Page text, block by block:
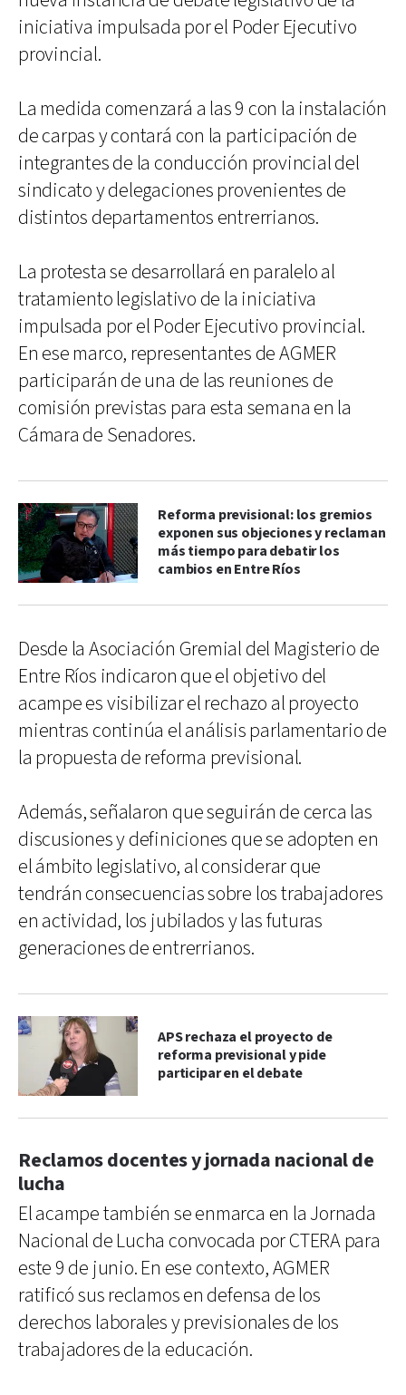
iniciativa impulsada por el Poder Ejecutivo
provincial.
La medida comenzará a las 9 con la instalación
de carpas y contará con la participación de
integrantes de la conducción provincial del
sindicato y delegaciones provenientes de
distintos departamentos entrerrianos.
La protesta se desarrollará en paralelo al
tratamiento legislativo de la iniciativa
impulsada por el Poder Ejecutivo provincial.
En ese marco, representantes de AGMER
participarán de una de las reuniones de
comisión previstas para esta semana en la
Cámara de Senadores.
Reforma previsional: los gremios
exponen sus objeciones y reclaman
más tiempo para debatir los
cambios en Entre Ríos
Desde la Asociación Gremial del Magisterio de
Entre Ríos indicaron que el objetivo del
acampe es visibilizar el rechazo al proyecto
mientras continúa el análisis parlamentario de
la propuesta de reforma previsional.
Además, señalaron que seguirán de cerca las
discusiones y definiciones que se adopten en
el ámbito legislativo, al considerar que
tendrán consecuencias sobre los trabajadores
en actividad, los jubilados y las futuras
generaciones de entrerrianos.
APS rechaza el proyecto de
reforma previsional y pide
participar en el debate
Reclamos docentes y jornada nacional de
lucha
El acampe también se enmarca en la Jornada
Nacional de Lucha convocada por CTERA para
este 9 de junio. En ese contexto, AGMER
ratificó sus reclamos en defensa de los
derechos laborales y previsionales de los
trabajadores de la educación.